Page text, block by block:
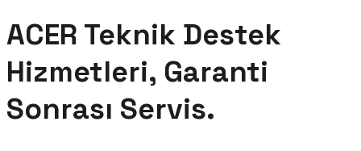
ACER Teknik Destek
Hizmetleri, Garanti
Sonrası Servis.